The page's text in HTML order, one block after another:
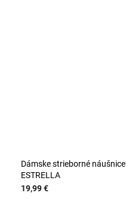
Dámske strieborné náušnice
ESTRELLA
19,99 €